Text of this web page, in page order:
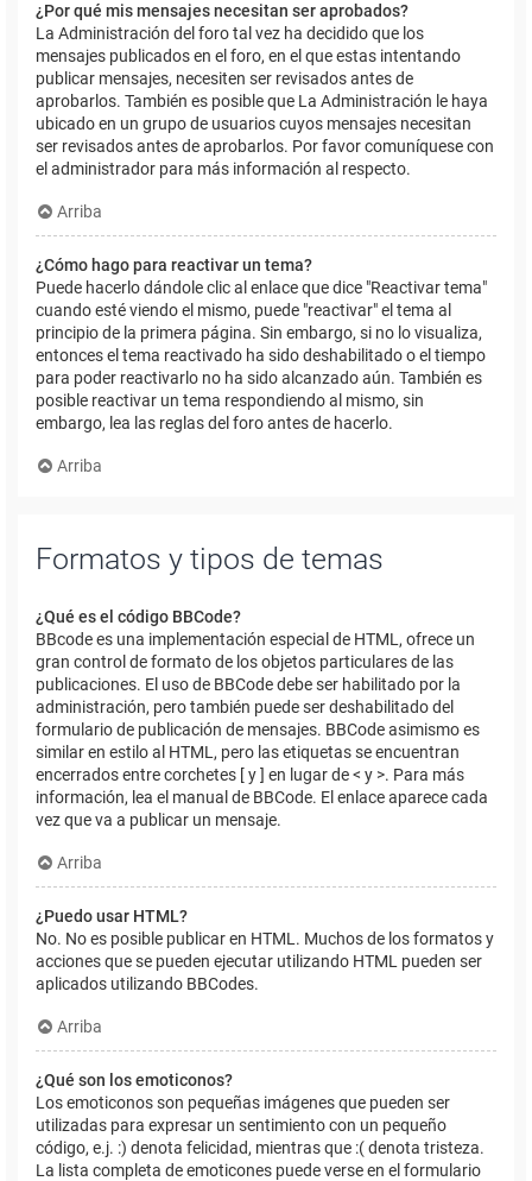
¿Por qué mis mensajes necesitan ser aprobados?
La Administración del foro tal vez ha decidido que los
mensajes publicados en el foro, en el que estas intentando
publicar mensajes, necesiten ser revisados antes de
aprobarlos. También es posible que La Administración le haya
ubicado en un grupo de usuarios cuyos mensajes necesitan
ser revisados antes de aprobarlos. Por favor comuníquese con
el administrador para más información al respecto.
Arriba
¿Cómo hago para reactivar un tema?
Puede hacerlo dándole clic al enlace que dice "Reactivar tema"
cuando esté viendo el mismo, puede "reactivar" el tema al
principio de la primera página. Sin embargo, si no lo visualiza,
entonces el tema reactivado ha sido deshabilitado o el tiempo
para poder reactivarlo no ha sido alcanzado aún. También es
posible reactivar un tema respondiendo al mismo, sin
embargo, lea las reglas del foro antes de hacerlo.
Arriba
Formatos y tipos de temas
¿Qué es el código BBCode?
BBcode es una implementación especial de HTML, ofrece un
gran control de formato de los objetos particulares de las
publicaciones. El uso de BBCode debe ser habilitado por la
administración, pero también puede ser deshabilitado del
formulario de publicación de mensajes. BBCode asimismo es
similar en estilo al HTML, pero las etiquetas se encuentran
encerrados entre corchetes [ y ] en lugar de < y >. Para más
información, lea el manual de BBCode. El enlace aparece cada
vez que va a publicar un mensaje.
Arriba
¿Puedo usar HTML?
No. No es posible publicar en HTML. Muchos de los formatos y
acciones que se pueden ejecutar utilizando HTML pueden ser
aplicados utilizando BBCodes.
Arriba
¿Qué son los emoticonos?
Los emoticonos son pequeñas imágenes que pueden ser
utilizadas para expresar un sentimiento con un pequeño
código, e.j. :) denota felicidad, mientras que :( denota tristeza.
La lista completa de emoticones puede verse en el formulario